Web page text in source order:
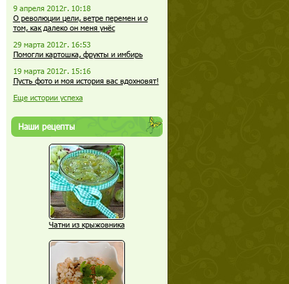
9 апреля 2012г. 10:18
О революции цели, ветре перемен и о
том, как далеко он меня унёс
29 марта 2012г. 16:53
Помогли картошка, фрукты и имбирь
19 марта 2012г. 15:16
Пусть фото и моя история вас вдохновят!
Еще истории успеха
Наши рецепты
Чатни из крыжовника